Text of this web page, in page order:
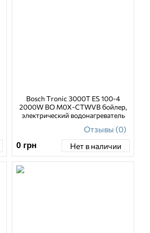
Bosch Tronic 3000T ES 100-4
2000W BO M0X-CTWVB бойлер,
электрический водонагреватель
Отзывы (0)
0 грн Нет в наличии